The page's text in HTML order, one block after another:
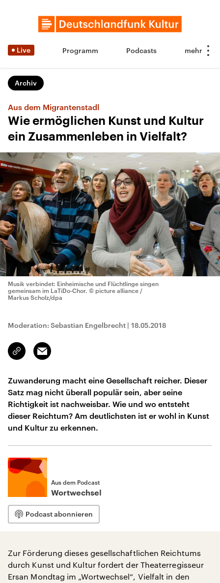
Live Programm Podcasts
Archiv
Aus dem Migrantenstadl
Wie ermöglichen Kunst und Kultur
ein Zusammenleben in Vielfalt?
Musik verbindet: Einheimische und Flüchtlinge singen
gemeinsam im LaTiDo-Chor. © picture alliance /
Markus Scholz/dpa
Moderation: Sebastian Engelbrecht | 18.05.2018
Link
kopieren/teilen
Email
Zuwanderung macht eine Gesellschaft reicher. Dieser
Satz mag nicht überall populär sein, aber seine
Richtigkeit ist nachweisbar. Wie und wo entsteht
dieser Reichtum? Am deutlichsten ist er wohl in Kunst
und Kultur zu erkennen.
Aus dem Podcast
Wortwechsel
Podcast abonnieren
Zur Förderung dieses gesellschaftlichen Reichtums
durch Kunst und Kultur fordert der Theaterregisseur
Ersan Mondtag im „Wortwechsel“, Vielfalt in den